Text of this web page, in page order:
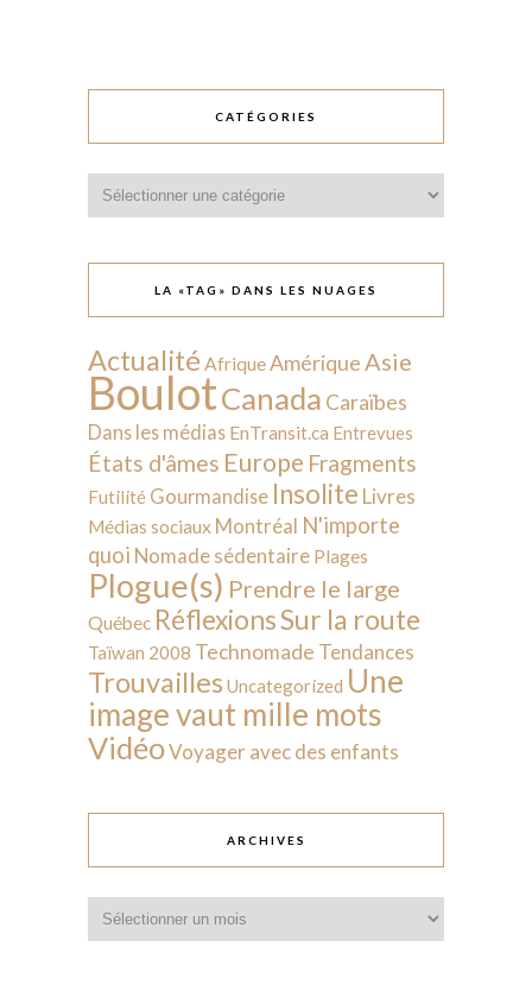
CATÉGORIES
LA «TAG» DANS LES NUAGES
Actualité AfriqueAmérique Asie
BoulotCanada Caraïbes
Dans les médias EnTransit.ca Entrevues
États d'âmes Europe Fragments
Futilité Gourmandise Insolite Livres
Médias sociaux Montréal N'importe
quoi Nomade sédentaire Plages
Plogue(s) Prendre le large
Québec RéflexionsSur la route
Taïwan 2008 Technomade Tendances
Trouvailles Uncategorized Une
image vaut mille mots
VidéoVoyager avec des enfants
ARCHIVES